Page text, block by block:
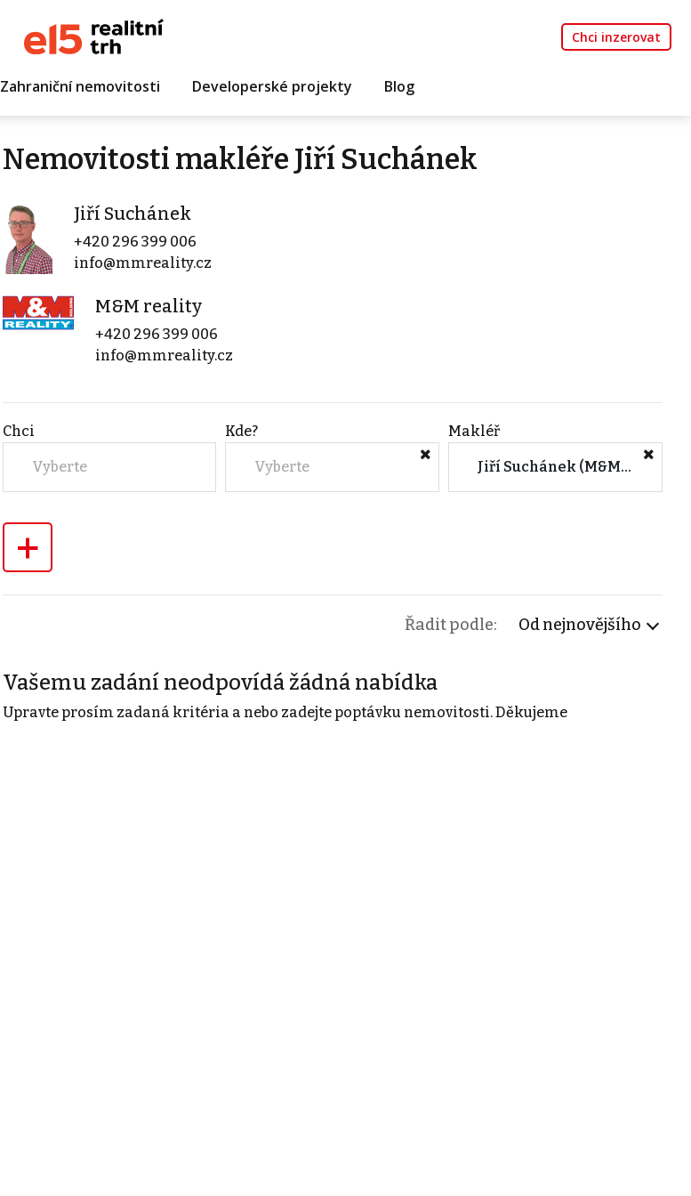
Chci inzerovat
Zahraniční nemovitosti Developerské projekty Blog
Nemovitosti makléře Jiří Suchánek
Jiří Suchánek
+420 296 399 006
info@mmreality.cz
M&M reality
+420 296 399 006
info@mmreality.cz
Chci
Vyberte
Kde?
Vyberte
Makléř
Jiří Suchánek (M&M reality)
+
Řadit podle: Od nejnovějšího
Vašemu zadání neodpovídá žádná nabídka
Upravte prosím zadaná kritéria a nebo zadejte poptávku nemovitosti. Děkujeme